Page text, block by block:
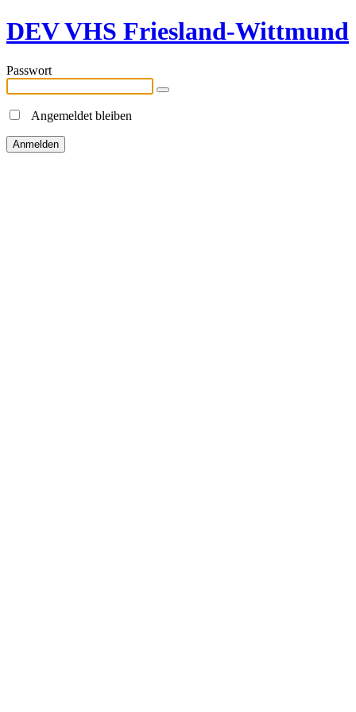
DEV VHS Friesland-Wittmund
Passwort
Angemeldet bleiben